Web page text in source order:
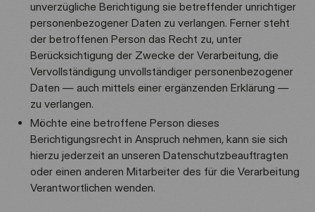
unverzügliche Berichtigung sie betreffender unrichtiger
personenbezogener Daten zu verlangen. Ferner steht
der betroffenen Person das Recht zu, unter
Berücksichtigung der Zwecke der Verarbeitung, die
Vervollständigung unvollständiger personenbezogener
Daten — auch mittels einer ergänzenden Erklärung —
zu verlangen.
Möchte eine betroffene Person dieses
Berichtigungsrecht in Anspruch nehmen, kann sie sich
hierzu jederzeit an unseren Datenschutzbeauftragten
oder einen anderen Mitarbeiter des für die Verarbeitung
Verantwortlichen wenden.